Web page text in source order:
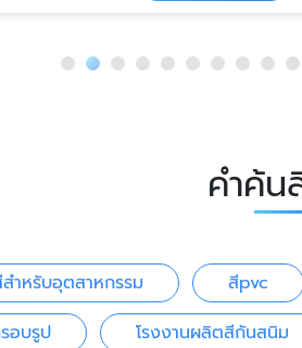
คำค้น
ำหรับอุตสาหกรรม สีpvc
อบรูป โรงงานผลิตสีกันสนิม